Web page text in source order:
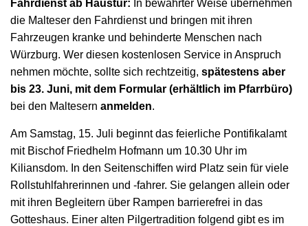
Fahrdienst ab Haustür: In bewährter Weise übernehmen
die Malteser den Fahrdienst und bringen mit ihren
Fahrzeugen kranke und behinderte Menschen nach
Würzburg. Wer diesen kostenlosen Service in Anspruch
nehmen möchte, sollte sich rechtzeitig, spätestens aber
bis 23. Juni, mit dem Formular (erhältlich im Pfarrbüro)
bei den Maltesern anmelden.
Am Samstag, 15. Juli beginnt das feierliche Pontifikalamt
mit Bischof Friedhelm Hofmann um 10.30 Uhr im
Kiliansdom. In den Seitenschiffen wird Platz sein für viele
Rollstuhlfahrerinnen und -fahrer. Sie gelangen allein oder
mit ihren Begleitern über Rampen barrierefrei in das
Gotteshaus. Einer alten Pilgertradition folgend gibt es im